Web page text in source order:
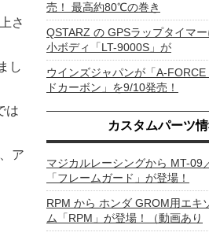
さ
し
は
ア
売！ 最高約80℃の巻き
QSTARZ の GPSラップタイマ
小ボディ「LT-9000S」が
ウインズジャパンが「A-
ドカーボン」を9/10発売！
カスタムパーツ
マジカルレーシングから MT-09
「フレームガード」が登場！
RPM から ホンダ GROM用エキ
ム「RPM」が登場！（動画あり